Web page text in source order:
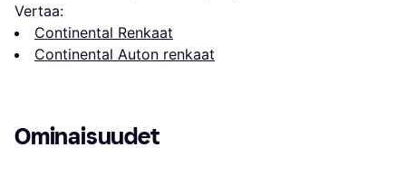
Vertaa:
Continental Renkaat
Continental Auton renkaat
Ominaisuudet